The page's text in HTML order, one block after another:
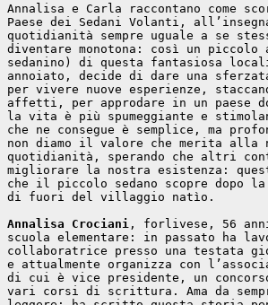
Annalisa e Carla raccontano come
Paese dei Sedani Volanti,
quotidianità sempre uguale a se
diventare monotona: così un piccolo
sedanino) di questa fantasiosa
annoiato, decide di dare una
per vivere nuove esperienze,
affetti, per approdare in un paese
la vita è più spumeggiante e
che ne consegue è semplice, ma
non diamo il valore che merita alla
quotidianità, sperando che altri
migliorare la nostra esistenza:
che il piccolo sedano scopre dopo
di fuori del villaggio natìo.
Annalisa Crociani , forlivese, 56
scuola elementare: in passato ha
collaboratrice presso una testata
e attualmente organizza con
di cui è vice presidente, un
vari corsi di scrittura. Ama da